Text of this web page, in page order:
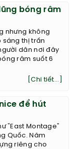
bóng râm
nhưng không
sáng thị trấn
dân nơi đây
râm suốt 6
[Chi tiết...]
để hút
"East Montage"
Quốc. Năm
riêng cho